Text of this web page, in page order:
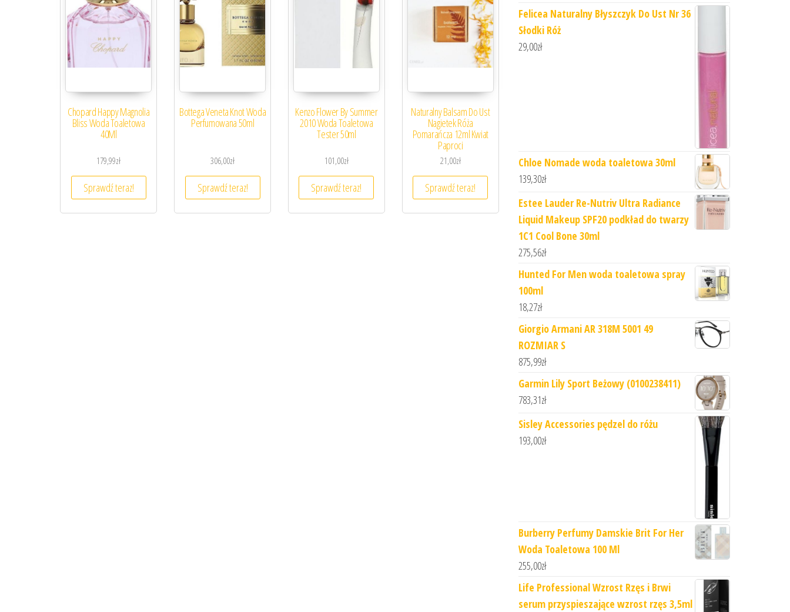
Chopard Happy Magnolia
Bliss Woda Toaletowa
40Ml
179,99zł
Sprawdź teraz!
Bottega Veneta Knot Woda
Perfumowana 50ml
306,00zł
Sprawdź teraz!
Kenzo Flower By Summer
2010 Woda Toaletowa
Tester 50ml
101,00zł
Sprawdź teraz!
Naturalny Balsam Do Ust
Nagietek Róża
Pomarańcza 12ml Kwiat
Paproci
21,00zł
Sprawdź teraz!
Felicea Naturalny Błyszczyk Do Ust Nr 36
Słodki Róż
29,00zł
Chloe Nomade woda toaletowa 30ml
139,30zł
Estee Lauder Re-Nutriv Ultra Radiance
Liquid Makeup SPF20 podkład do twarzy
1C1 Cool Bone 30ml
275,56zł
Hunted For Men woda toaletowa spray
100ml
18,27zł
Giorgio Armani AR 318M 5001 49
ROZMIAR S
875,99zł
Garmin Lily Sport Beżowy (0100238411)
783,31zł
Sisley Accessories pędzel do różu
193,00zł
Burberry Perfumy Damskie Brit For Her
Woda Toaletowa 100 Ml
255,00zł
Life Professional Wzrost Rzęs i Brwi
serum przyspieszające wzrost rzęs 3,5ml